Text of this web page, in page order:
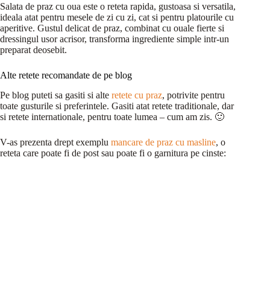
Salata de praz cu oua este o reteta rapida, gustoasa si versatila,
ideala atat pentru mesele de zi cu zi, cat si pentru platourile cu
aperitive. Gustul delicat de praz, combinat cu ouale fierte si
dressingul usor acrisor, transforma ingrediente simple intr-un
preparat deosebit.
Alte retete recomandate de pe blog
Pe blog puteti sa gasiti si alte retete cu praz, potrivite pentru
toate gusturile si preferintele. Gasiti atat retete traditionale, dar
si retete internationale, pentru toate lumea – cum am zis. 🙂
V-as prezenta drept exemplu mancare de praz cu masline, o
reteta care poate fi de post sau poate fi o garnitura pe cinste: